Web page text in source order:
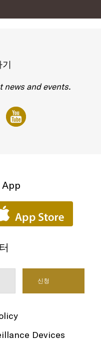
news and events.
Devices